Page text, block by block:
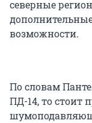
северные
возможности.
По словам
ПД-14, то стоит